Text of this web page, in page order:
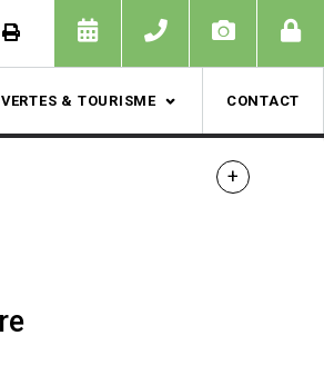
& TOURISME CONTACT